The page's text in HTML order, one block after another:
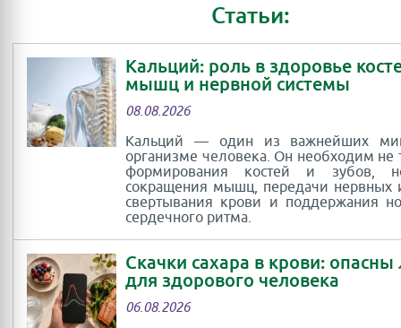
Статьи:
Кальций: роль в здоровье
мышц и нервной системы
08.08.2026
Кальций — один из важнейших
организме человека. Он необходим не
формирования костей и зубов,
сокращения мышц, передачи нервных
свертывания крови и поддержания
сердечного ритма.
Скачки сахара в крови: опасны
для здорового человека
06.08.2026